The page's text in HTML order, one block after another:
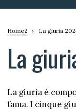
Briciole
di
pane
Home2 La giuria
La
La giuria è
fama. I cinque